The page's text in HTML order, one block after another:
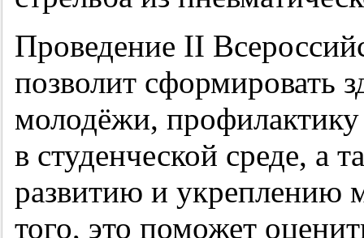
Проведение II
позволит сформировать
молодёжи,
в студенческой среде, а
развитию и укреплению
того, это поможет